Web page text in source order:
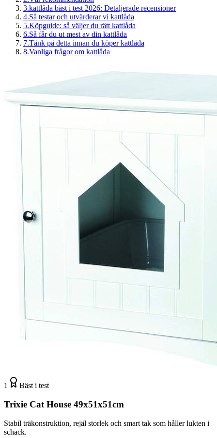
3.kattlåda bäst i test 2026: Detaljerade recensioner
4.Så testar och utvärderar vi kattlåda
5.Köpguide: så väljer du rätt kattlåda
6.Så får du ut mest av din kattlåda
7.Tänk på detta innan du köper kattlåda
8.Vanliga frågor om kattlåda
1 Bäst i test
Trixie Cat House 49x51x51cm
Stabil träkonstruktion, rejäl storlek och smart tak som håller lukten i
schack.